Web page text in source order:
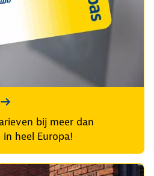
bij meer dan
heel Europa!